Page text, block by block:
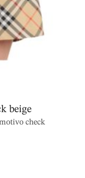
beige
check